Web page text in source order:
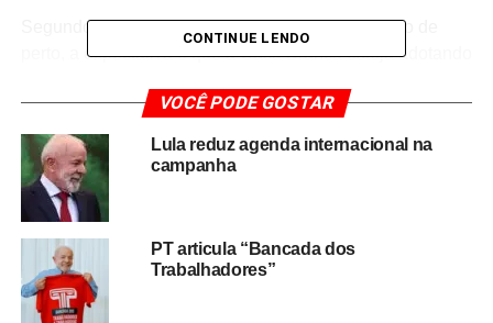
Segundo pessoas que acompanharam o processo de
perto, a expectativa é que a Casa Branca esteja adotando
possíveis investigações e punições contra os chamados
“peixes grandes”
OMais Médicos
foi alvo de críticas desde sua
implementação, principalmente pela forma como médicos
sem revalidação de diplomas e comretenção de parte
de seus salários pelo regime cubano
o programa funcionou como um
CONTINUE LENDO
VOCÊ PODE GOSTAR
Lula reduz agenda internacional na
campanha
PT articula “Bancada dos
Trabalhadores”